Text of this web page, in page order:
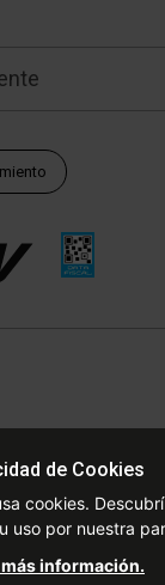
Las fotos
propiedad de
Está prohibida la
autorización de la
de Cookies
cookies.
uso por nuestra
información.